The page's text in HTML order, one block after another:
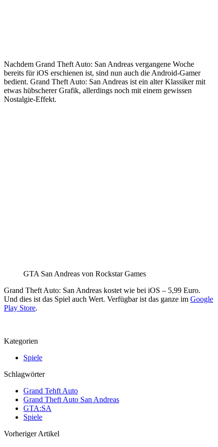
Nachdem Grand Theft Auto: San Andreas vergangene Woche
bereits für iOS erschienen ist, sind nun auch die Android-Gamer
bedient. Grand Theft Auto: San Andreas ist ein alter Klassiker mit
etwas hübscherer Grafik, allerdings noch mit einem gewissen
Nostalgie-Effekt.
GTA San Andreas von Rockstar Games
Grand Theft Auto: San Andreas kostet wie bei iOS – 5,99 Euro.
Und dies ist das Spiel auch Wert. Verfügbar ist das ganze im Google
Play Store.
Kategorien
Spiele
Schlagwörter
Grand Tehft Auto
Grand Theft Auto San Andreas
GTA:SA
Spiele
Vorheriger Artikel